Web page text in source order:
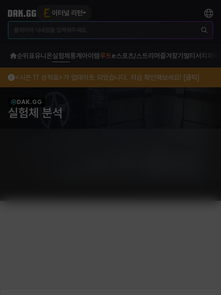
이터널 리턴
순위표유니온실험체 통계 아이템루트e스포츠/스트리머 즐겨찾기 멀티서치 파티
<시즌 11 성적표>가 업데이트 되었습니다. 지금 확인해보세요! [클릭]
DAK.GG
실험체 분석